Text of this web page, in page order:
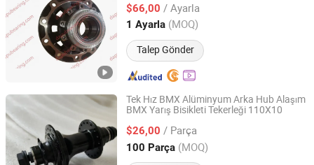
$66,00 / Ayarla
1 Ayarla (MOQ)
Talep Gönder
Shandong, China Fiyat 2026
Tek Hız BMX Alüminyum Arka Hub Alaşım
BMX Yarış Bisikleti Tekerleği 110X10
$26,00 / Parça
100 Parça (MOQ)
Anhui Liteduro Technology Co., Ltd.
Anhui, China Fiyat 2019